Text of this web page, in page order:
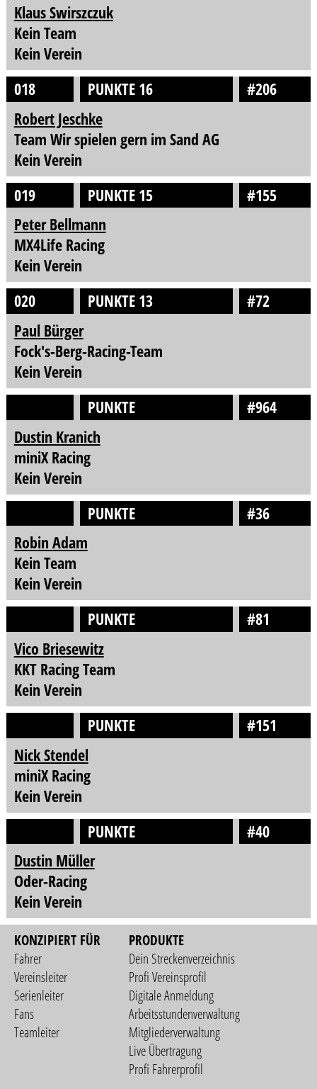
Klaus Swirszczuk
Kein Team
Kein Verein
018
PUNKTE 16
#206
Robert Jeschke
Team Wir spielen gern im Sand AG
Kein Verein
019
PUNKTE 15
#155
Peter Bellmann
MX4Life Racing
Kein Verein
020
PUNKTE 13
#72
Paul Bürger
Fock's-Berg-Racing-Team
Kein Verein
PUNKTE
#964
Dustin Kranich
miniX Racing
Kein Verein
PUNKTE
#36
Robin Adam
Kein Team
Kein Verein
PUNKTE
#81
Vico Briesewitz
KKT Racing Team
Kein Verein
PUNKTE
#151
Nick Stendel
miniX Racing
Kein Verein
PUNKTE
#40
Dustin Müller
Oder-Racing
Kein Verein
KONZIPIERT FÜR
Fahrer
Vereinsleiter
Serienleiter
Fans
Teamleiter
PRODUKTE
Dein Streckenverzeichnis
Profi Vereinsprofil
Digitale Anmeldung
Arbeitsstundenverwaltung
Mitgliederverwaltung
Live Übertragung
Profi Fahrerprofil